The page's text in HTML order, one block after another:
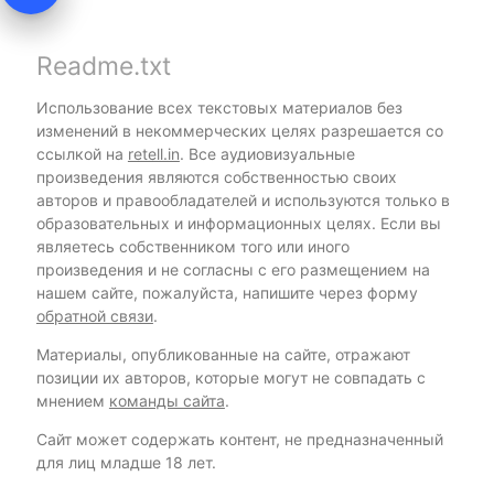
Readme.txt
Использование всех текстовых материалов без
изменений в некоммерческих целях разрешается со
ссылкой на retell.in. Все аудиовизуальные
произведения являются собственностью своих
авторов и правообладателей и используются только в
образовательных и информационных целях. Если вы
являетесь собственником того или иного
произведения и не согласны с его размещением на
нашем сайте, пожалуйста, напишите через форму
обратной связи.
Материалы, опубликованные на сайте, отражают
позиции их авторов, которые могут не совпадать с
мнением команды сайта.
Сайт может содержать контент, не предназначенный
для лиц младше 18 лет.